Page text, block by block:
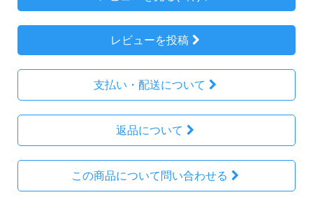
レビューを投稿
支払い・配送について
返品について
この商品について問い合わせる